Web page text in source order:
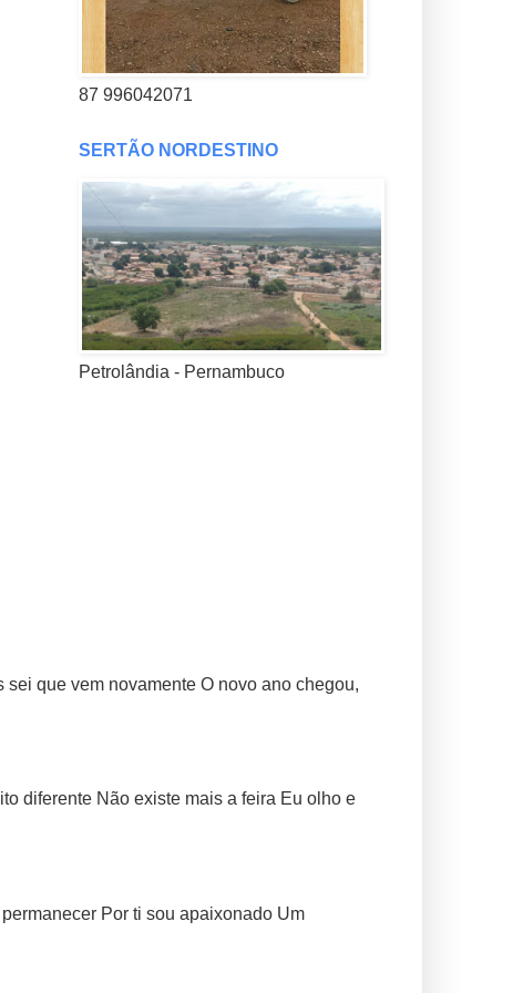
87 996042071
SERTÃO NORDESTINO
Petrolândia - Pernambuco
que vem novamente O novo ano chegou,
diferente Não existe mais a feira Eu olho e
Por ti sou apaixonado Um